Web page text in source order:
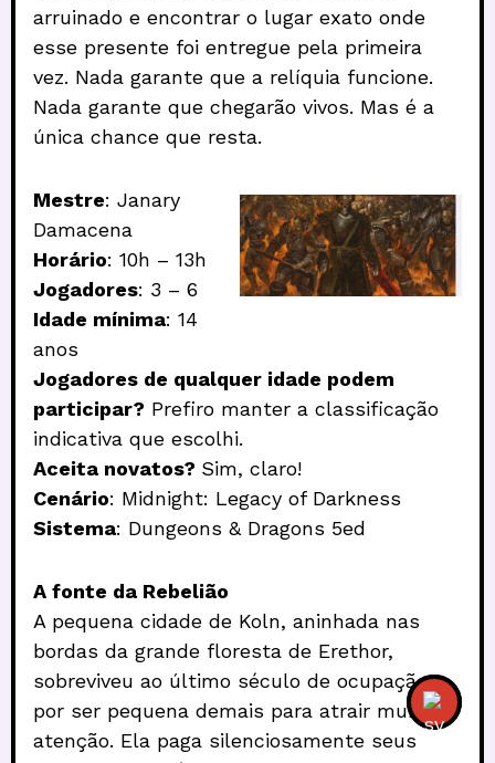
arruinado e encontrar o lugar exato onde
esse presente foi entregue pela primeira
vez. Nada garante que a relíquia funcione.
Nada garante que chegarão vivos. Mas é a
única chance que resta.
Mestre: Janary
Damacena
Horário: 10h – 13h
Jogadores: 3 – 6
Idade mínima: 14
anos
Jogadores de qualquer idade podem
participar? Prefiro manter a classificação
indicativa que escolhi.
Aceita novatos? Sim, claro!
Cenário: Midnight: Legacy of Darkness
Sistema: Dungeons & Dragons 5ed
A fonte da Rebelião
A pequena cidade de Koln, aninhada nas
bordas da grande floresta de Erethor,
sobreviveu ao último século de ocupação
por ser pequena demais para atrair muita
atenção. Ela paga silenciosamente seus